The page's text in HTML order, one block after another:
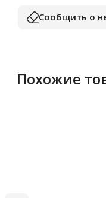
Сообщить о
Похожие